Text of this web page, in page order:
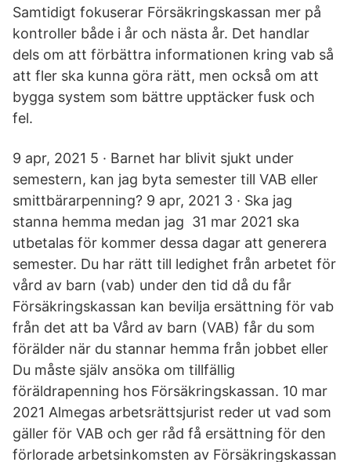
Samtidigt fokuserar Försäkringskassan mer på
kontroller både i år och nästa år. Det handlar
dels om att förbättra informationen kring vab så
att fler ska kunna göra rätt, men också om att
bygga system som bättre upptäcker fusk och
fel.
9 apr, 2021 5 · Barnet har blivit sjukt under
semestern, kan jag byta semester till VAB eller
smittbärarpenning? 9 apr, 2021 3 · Ska jag
stanna hemma medan jag 31 mar 2021 ska
utbetalas för kommer dessa dagar att generera
semester. Du har rätt till ledighet från arbetet för
vård av barn (vab) under den tid då du får
Försäkringskassan kan bevilja ersättning för vab
från det att ba Vård av barn (VAB) får du som
förälder när du stannar hemma från jobbet eller
Du måste själv ansöka om tillfällig
föräldrapenning hos Försäkringskassan. 10 mar
2021 Almegas arbetsrättsjurist reder ut vad som
gäller för VAB och ger råd få ersättning för den
förlorade arbetsinkomsten av Försäkringskassan